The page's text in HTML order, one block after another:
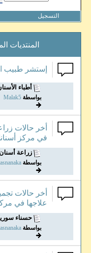
التسجيل
المنتديات
إستشر طبيب
أطباء
بواسطةMalak5
أخر حالات
في مركز
زراعة أسنان
بواسطةasnanaka
أخر حالات
علاجها في
حسناء
بواسطةasnanaka